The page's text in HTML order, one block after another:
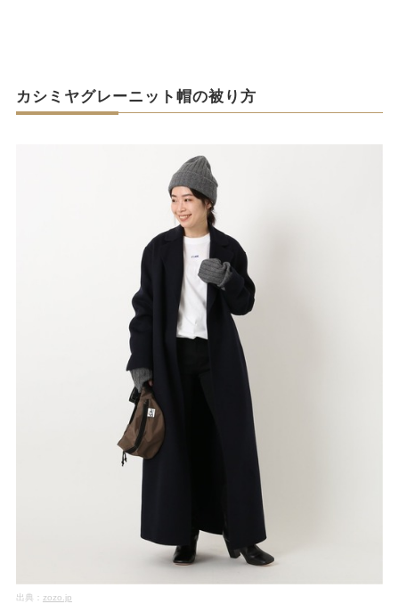
カシミヤグレーニット帽の被り方
出典： zozo.jp